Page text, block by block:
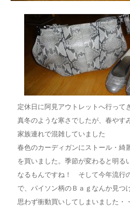
定休日に阿見アウトレットへ行って
真冬のような寒さでしたが、春やす
家族連れで混雑していました
春色のカーディガンにストール・綺
を買いました。季節が変わると明る
なるもんですね！ そして今年流行
で、パイソン柄のＢａｇなんか見つ
思わず衝動買いしてしまいました・